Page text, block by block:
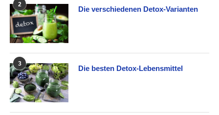
2
Die verschiedenen Detox-Varianten
3
Die besten Detox-Lebensmittel